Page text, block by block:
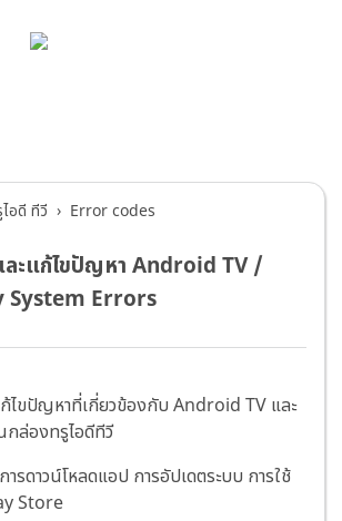
อดี ทีวี Error codes
ะแก้ไขปัญหา Android TV /
System Errors
ไขปัญหาที่เกี่ยวข้องกับ Android TV และ
ล่องทรูไอดีทีวี
ารดาวน์โหลดแอป การอัปเดตระบบ การใช้
Store